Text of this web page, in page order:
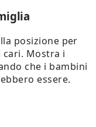
posizione per
Mostra i
che i bambini
essere.